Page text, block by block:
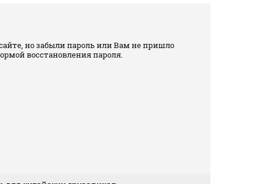
но забыли пароль или Вам не пришло
восстановления пароля.